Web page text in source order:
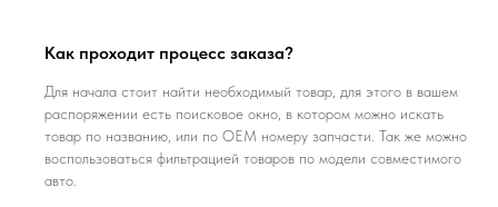
Как проходит процесс заказа?
Для начала стоит найти необходимый товар, для этого в вашем
распоряжении есть поисковое окно, в котором можно искать
товар по названию, или по ОЕМ номеру запчасти. Так же можно
воспользоваться фильтрацией товаров по модели совместимого
авто.